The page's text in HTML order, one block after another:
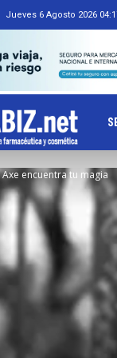
Jueves 6 Agosto 2026
Axe encuentra tu magia